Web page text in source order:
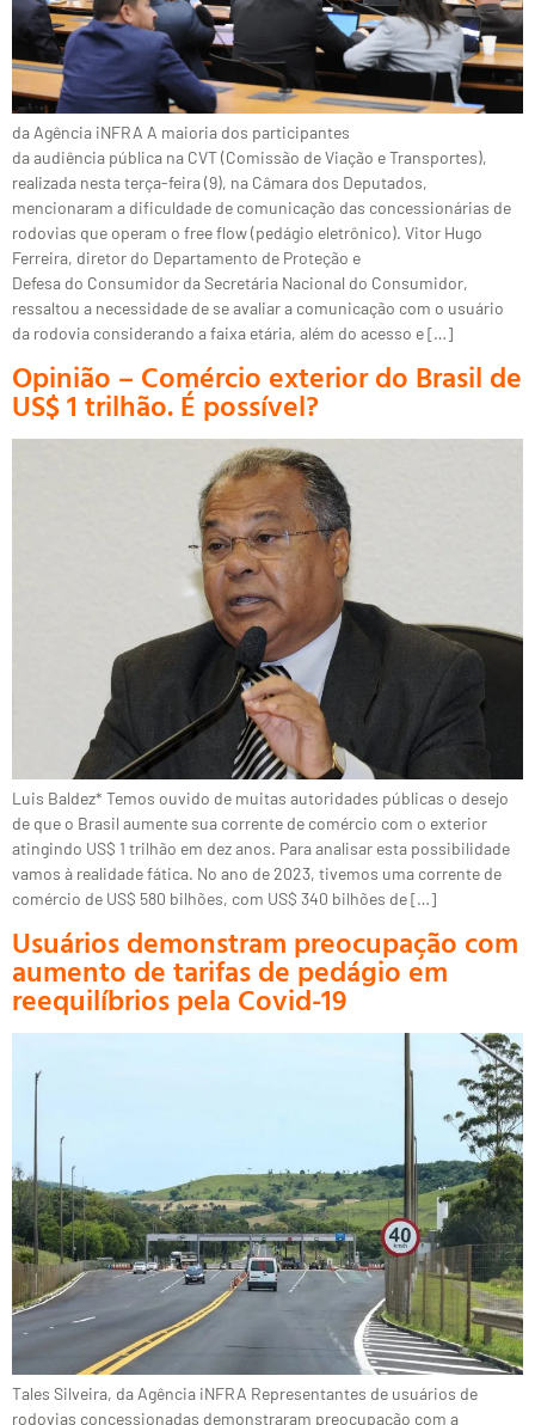
da Agência iNFRA A maioria dos participantes
da audiência pública na CVT (Comissão de Viação e Transportes),
realizada nesta terça-feira (9), na Câmara dos Deputados,
mencionaram a dificuldade de comunicação das concessionárias de
rodovias que operam o free flow (pedágio eletrônico). Vitor Hugo
Ferreira, diretor do Departamento de Proteção e
Defesa do Consumidor da Secretária Nacional do Consumidor,
ressaltou a necessidade de se avaliar a comunicação com o usuário
da rodovia considerando a faixa etária, além do acesso e […]
Opinião – Comércio exterior do Brasil de
US$ 1 trilhão. É possível?
Luis Baldez* Temos ouvido de muitas autoridades públicas o desejo
de que o Brasil aumente sua corrente de comércio com o exterior
atingindo US$ 1 trilhão em dez anos. Para analisar esta possibilidade
vamos à realidade fática. No ano de 2023, tivemos uma corrente de
comércio de US$ 580 bilhões, com US$ 340 bilhões de […]
Usuários demonstram preocupação com
aumento de tarifas de pedágio em
reequilíbrios pela Covid-19
Tales Silveira, da Agência iNFRA Representantes de usuários de
rodovias concessionadas demonstraram preocupação com a